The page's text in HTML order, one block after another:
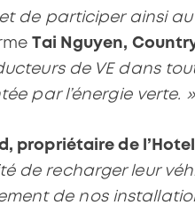
de participer ainsi au
Tai Nguyen,
de VE dans
par l’énergie verte. »
propriétaire de
de recharger leur
de nos